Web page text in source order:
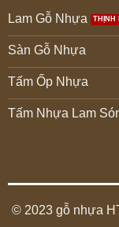
Lam Gỗ Nhựa
Sàn Gỗ Nhựa
Tấm Ốp Nhựa
Tấm Nhựa Lam
© 2023 gỗ nhựa